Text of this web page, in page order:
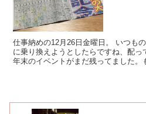
仕事納めの12月26日金曜日。 いつも
に乗り換えようとしたらですね、配っ
年末のイベントがまだ残ってました。